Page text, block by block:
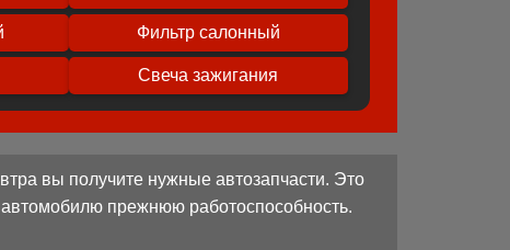
Фильтр салонный
Свеча зажигания
вы получите нужные автозапчасти. Это
прежнюю работоспособность.